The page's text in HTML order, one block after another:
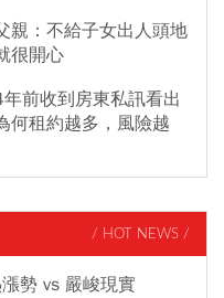
親：不給子女出人頭地
很開心
前收到房東私訊看出
何租約越多，風險越
/ HOT NEWS /
勢 vs 嚴峻現實